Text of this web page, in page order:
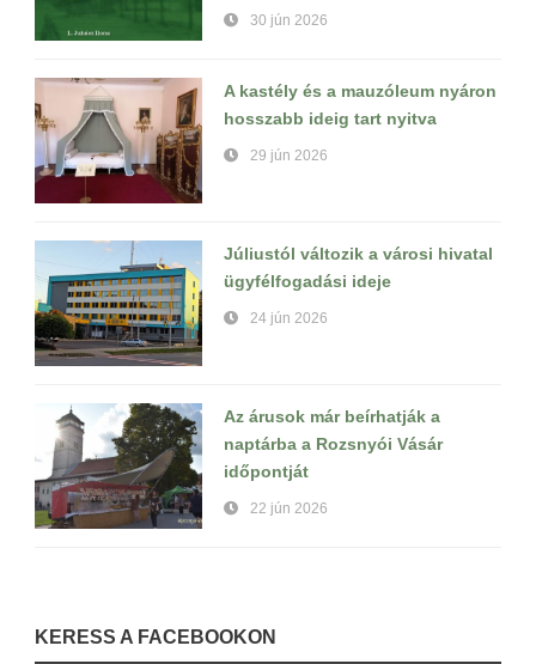
30 jún 2026
A kastély és a mauzóleum nyáron
hosszabb ideig tart nyitva
29 jún 2026
Júliustól változik a városi hivatal
ügyfélfogadási ideje
24 jún 2026
Az árusok már beírhatják a
naptárba a Rozsnyói Vásár
időpontját
22 jún 2026
KERESS A FACEBOOKON